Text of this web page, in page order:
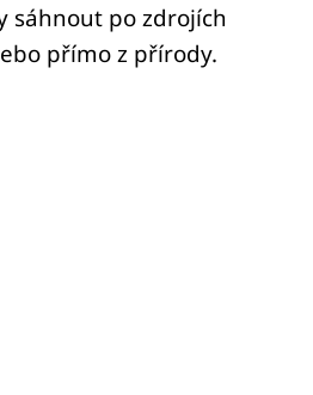
sáhnout po zdrojích
přímo z přírody.